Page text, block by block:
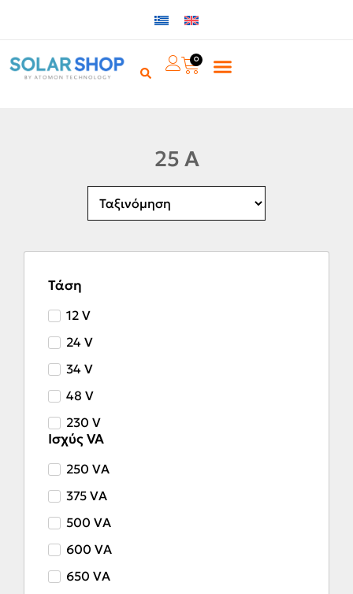
0
25 A
Τάση
12 V
24 V
34 V
48 V
230 V
Ισχύς VA
250 VA
375 VA
500 VA
600 VA
650 VA